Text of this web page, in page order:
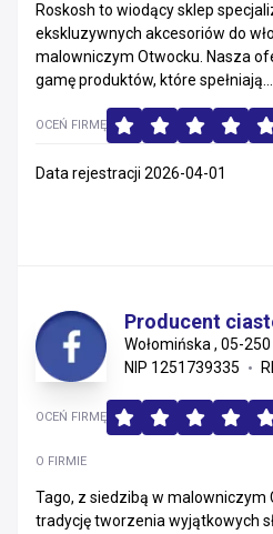
Roskosh to wiodący sklep
ekskluzywnych akcesoriów do
malowniczym Otwocku. Nasza
gamę produktów, które spełniają...
OCEŃ FIRMĘ
Data rejestracji 2026-04-01
Producent
Wołomińska , 05-
NIP 1251739335
O FIRMIE
Tago, z siedzibą w malowniczym
tradycję tworzenia wyjątkowych
OCEŃ FIRMĘ